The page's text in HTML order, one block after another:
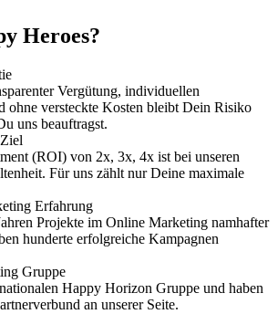
Heroes?
Vergütung, individuellen
ohne versteckte Kosten bleibt Dein Risiko
uns beauftragst.
(ROI) von 2x, 3x, 4x ist bei unseren
Für uns zählt nur Deine maximale
Erfahrung
Projekte im Online Marketing namhafter
hunderte erfolgreiche Kampagnen
Gruppe
Happy Horizon Gruppe und haben
an unserer Seite.